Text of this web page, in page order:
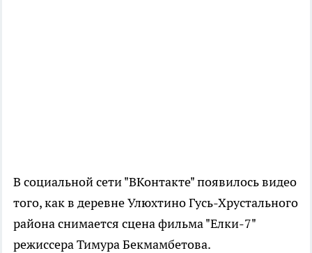
В социальной сети "ВКонтакте" появилось видео
того, как в деревне Улюхтино Гусь-Хрустального
района снимается сцена фильма "Елки-7"
режиссера Тимура Бекмамбетова.